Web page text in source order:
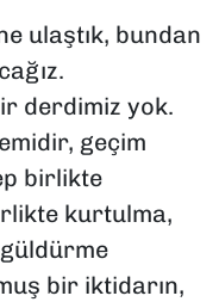
ulaştık, bundan
derdimiz yok.
geçim
birlikte
kurtulma,
bir iktidarın,